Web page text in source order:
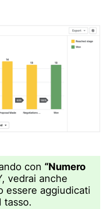
con “Numero
vedrai anche
essere aggiudicati
tasso.